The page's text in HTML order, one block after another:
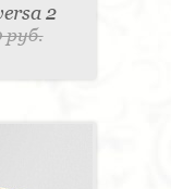
2
руб.